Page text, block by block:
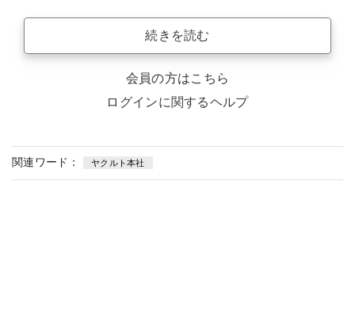
続きを読む
会員の方はこちら
ログインに関するヘルプ
関連ワード： ヤクルト本社